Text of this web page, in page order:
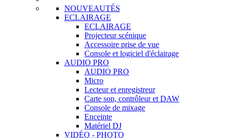
NOUVEAUTÉS
ECLAIRAGE
ECLAIRAGE
Projecteur scénique
Accessoire prise de vue
Console et logiciel d'éclairage
AUDIO PRO
AUDIO PRO
Micro
Lecteur et enregistreur
Carte son, contrôleur et DAW
Console de mixage
Enceinte
Matériel DJ
VIDÉO - PHOTO